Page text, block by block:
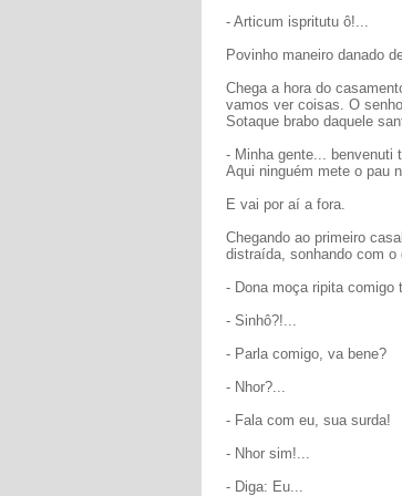
- Articum ispritutu ô!...
Povinho maneiro danado
Chega a hora do
vamos ver coisas. O
Sotaque brabo daquele
- Minha gente... benvenuti
Aqui ninguém mete o pau
E vai por aí a fora.
Chegando ao primeiro
distraída, sonhando com o
- Dona moça ripita comigo
- Sinhô?!...
- Parla comigo, va bene?
- Nhor?...
- Fala com eu, sua surda!
- Nhor sim!...
- Diga: Eu...